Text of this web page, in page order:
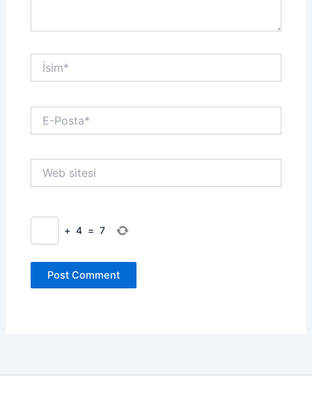
İsim*
Posta*
sitesi
+ 4 = 7